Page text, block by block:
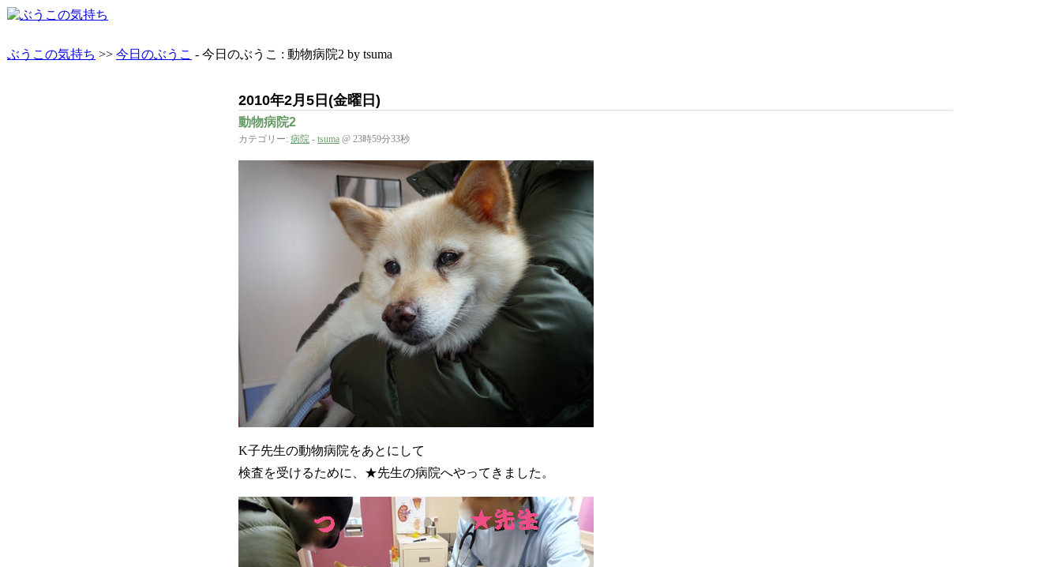
ぶうこの気持ち >> 今日のぶうこ - 今日のぶうこ : 動物病院2 by tsuma
2010年2月5日(金曜日)
動物病院2
カテゴリー: 病院 - tsuma @ 23時59分33秒
K子先生の動物病院をあとにして
検査を受けるために、★先生の病院へやってきました。